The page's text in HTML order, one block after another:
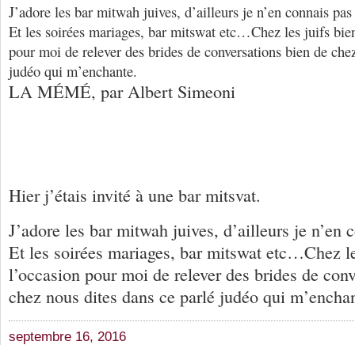
J’adore les bar mitwah juives, d’ailleurs je n’en connais pas
Et les soirées mariages, bar mitswat etc…Chez les juifs
pour moi de relever des brides de conversations bien de
judéo qui m’enchante.
LA MÉMÉ, par Albert Simeoni
Hier j’étais invité à une bar mitsvat.
J’adore les bar mitwah juives, d’ailleurs je n’en
Et les soirées mariages, bar mitswat etc…Chez
l’occasion pour moi de relever des brides de
chez nous dites dans ce parlé judéo qui
septembre 16, 2016